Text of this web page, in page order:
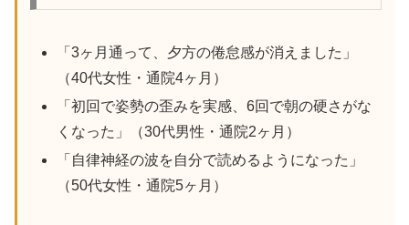
「3ヶ月通って、夕方の倦怠感が消えました」
（40代女性・通院4ヶ月）
「初回で姿勢の歪みを実感、6回で朝の硬さがな
くなった」（30代男性・通院2ヶ月）
「自律神経の波を自分で読めるようになった」
（50代女性・通院5ヶ月）